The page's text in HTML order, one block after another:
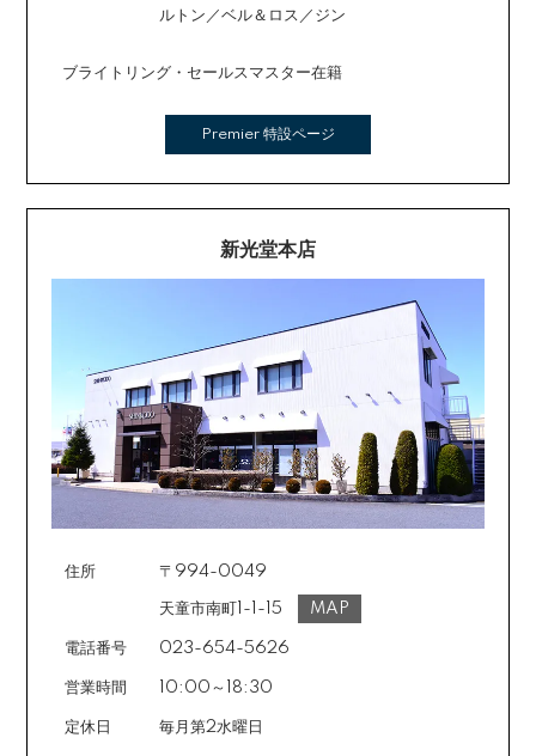
ルトン／ベル＆ロス／ジン
ブライトリング・セールスマスター在籍
Premier 特設ページ
新光堂本店
住所 〒994-0049
天童市南町1-1-15 MAP
電話番号 023-654-5626
営業時間 10:00～18:30
定休日 毎月第2水曜日